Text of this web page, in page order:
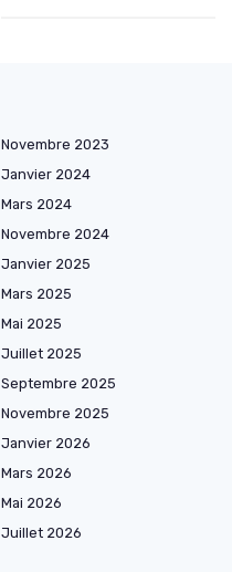
Novembre 2023
Janvier 2024
Mars 2024
Novembre 2024
Janvier 2025
Mars 2025
Mai 2025
Juillet 2025
Septembre 2025
Novembre 2025
Janvier 2026
Mars 2026
Mai 2026
Juillet 2026